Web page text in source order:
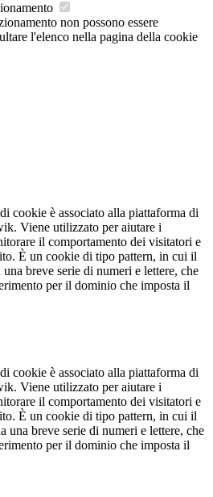
non possono essere
l'elenco nella pagina della cookie
cookie è associato alla piattaforma di
Viene utilizzato per aiutare i
il comportamento dei visitatori e
È un cookie di tipo pattern, in cui il
breve serie di numeri e lettere, che
per il dominio che imposta il
cookie è associato alla piattaforma di
Viene utilizzato per aiutare i
il comportamento dei visitatori e
È un cookie di tipo pattern, in cui il
una breve serie di numeri e lettere, che
per il dominio che imposta il